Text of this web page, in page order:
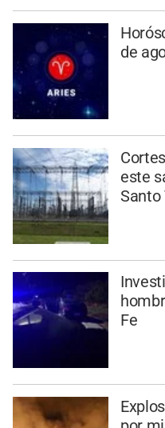
de
este
Santo
Fe